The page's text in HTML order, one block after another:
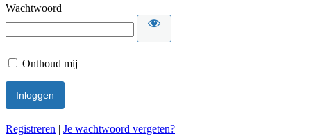
Wachtwoord
Onthoud mij
Registreren | Je wachtwoord vergeten?